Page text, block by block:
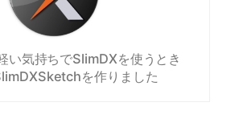
い気持ちでSlimDXを使うとき
を作りました